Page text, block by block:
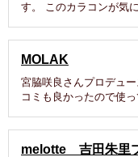
す。 このカラコンが気
MOLAK
宮脇咲良さんプロデュ
コミも良かったので使
melotte 吉田朱里